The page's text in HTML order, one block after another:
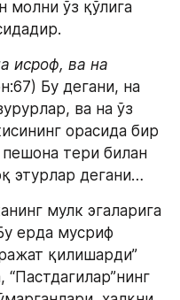
молни ўз қўлига
исроф, ва на
Бу дегани, на
ва на ўз
орасида бир
тери билан
этурлар дегани…
мулк эгаларига
ерда мусриф
қилишарди”